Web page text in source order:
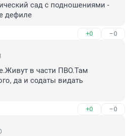
сад с подношениями -
дефиле
+0 –0
в части ПВО.Там
да и содаты видать
+0 –0